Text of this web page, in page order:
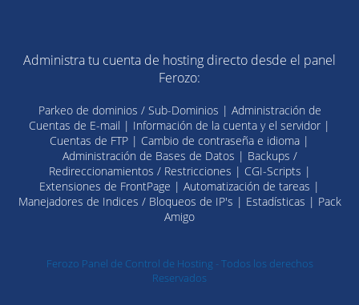
Administra tu cuenta de hosting directo desde el panel
Ferozo:
Parkeo de dominios / Sub-Dominios | Administración de
Cuentas de E-mail | Información de la cuenta y el servidor |
Cuentas de FTP | Cambio de contraseña e idioma |
Administración de Bases de Datos | Backups /
Redireccionamientos / Restricciones | CGI-Scripts |
Extensiones de FrontPage | Automatización de tareas |
Manejadores de Indices / Bloqueos de IP's | Estadísticas | Pack
Amigo
Ferozo Panel de Control de Hosting - Todos los derechos
Reservados